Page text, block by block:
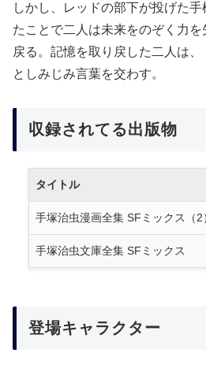
しかし、レッドの部下が投げた
たことで二人は未来をのぞく力
戻る。記憶を取り戻した二人は、
としみじみ言葉を交わす。
収録されてる出版物
タイトル
手塚治虫漫画全集 SFミックス（2
手塚治虫文庫全集 SFミックス
登場キャラクター